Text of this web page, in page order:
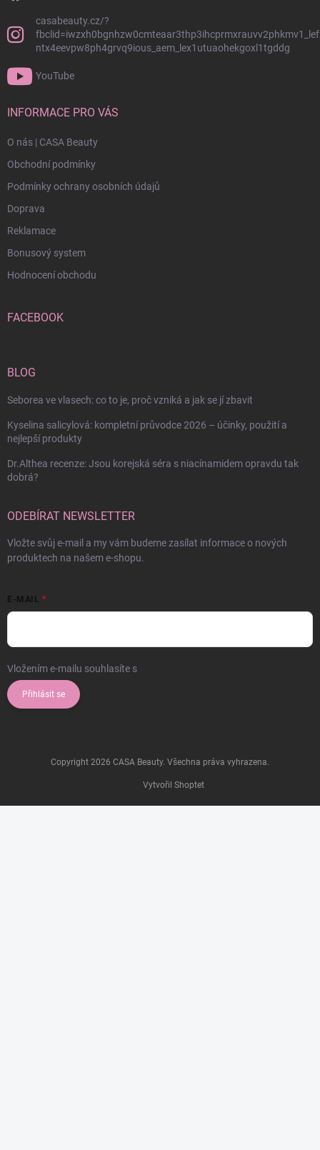
casabeauty.cz/?
ntx4eevpw8ph4grvq9ious_aem_lex1utuaohekgoxl1tgddg
YouTube
INFORMACE PRO VÁS
O nás | CASA Beauty
Obchodní podmínky
Podmínky ochrany osobních údajů
Doprava
Reklamace
Bonusový system
Hodnocení obchodu
FACEBOOK
BLOG
Seborea ve vlasech: co to je, proč vzniká a jak se jí zbavit
Kyselina salicylová: kompletní průvodce 2026 – účinky, použití a
nejlepší produkty
Dr.Althea recenze: Jsou korejská séra s niacínamidem opravdu tak
dobrá?
ODEBÍRAT NEWSLETTER
Vložte svůj e-mail a my vám budeme zasílat informace o nových
produktech na našem e-shopu.
E-MAIL
Vložením e-mailu souhlasíte s
Přihlásit se
Vytvořil Shoptet
Copyright 2026 CASA Beauty. Všechna práva vyhrazena.